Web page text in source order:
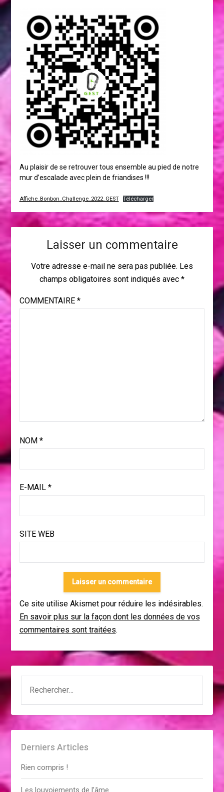
Au plaisir de se retrouver tous ensemble au pied de notre
mur d’escalade avec plein de friandises !!!
Affiche_Bonbon_Challenge_2022_GEST Télécharger
Laisser un commentaire
Votre adresse e-mail ne sera pas publiée. Les
champs obligatoires sont indiqués avec *
COMMENTAIRE *
NOM *
E-MAIL *
SITE WEB
Ce site utilise Akismet pour réduire les indésirables.
En savoir plus sur la façon dont les données de vos
commentaires sont traitées.
Derniers Articles
Rien compris !
Les louvoiements de l’âme